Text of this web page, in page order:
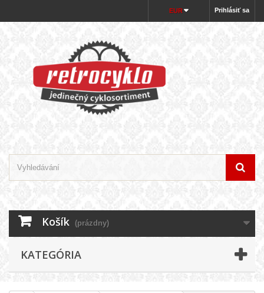
Prihlásiť sa
EUR
Košík (prázdny)
KATEGÓRIA